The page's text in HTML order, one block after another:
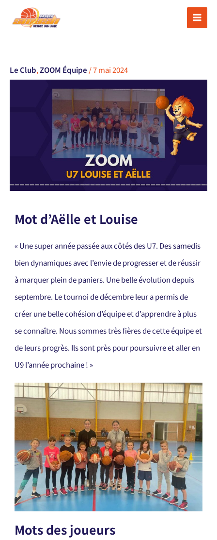
Le Club,ZOOM Équipe /7 mai 2024
Mot d’Aëlle et Louise
« Une super année passée aux côtés des U7. Des samedis
bien dynamiques avec l’envie de progresser et de réussir
à marquer plein de paniers. Une belle évolution depuis
septembre. Le tournoi de décembre leur a permis de
créer une belle cohésion d’équipe et d’apprendre à plus
se connaître. Nous sommes très fières de cette équipe et
de leurs progrès. Ils sont près pour poursuivre et aller en
U9 l’année prochaine ! »
Mots des joueurs